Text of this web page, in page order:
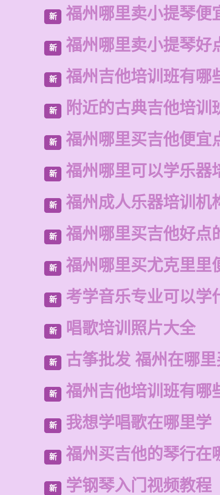
新 福州哪里卖小提琴便
新 福州哪里卖小提琴好
新 福州吉他培训班有哪
新 附近的古典吉他培训
新 福州哪里买吉他便宜
新 福州哪里可以学乐器
新 福州成人乐器培训机
新 福州哪里买吉他好点
新 福州哪里买尤克里里
新 考学音乐专业可以学
新 唱歌培训照片大全
新 古筝批发 福州在哪
新 福州吉他培训班有哪
新 我想学唱歌在哪里学
新 福州买吉他的琴行在
新 学钢琴入门视频教程